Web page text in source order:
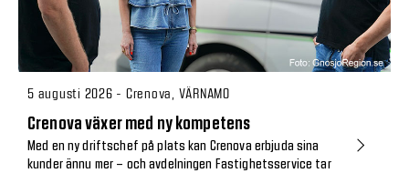
5 augusti 2026 - Crenova, VÄRNAMO
Crenova växer med ny kompetens
Med en ny driftschef på plats kan Crenova erbjuda sina
kunder ännu mer – och avdelningen Fastighetsservice tar